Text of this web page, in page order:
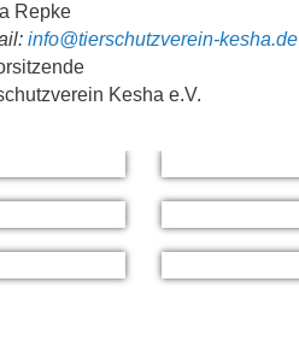
Repke
info@tierschutzverein-kesha.de
Kesha e.V.